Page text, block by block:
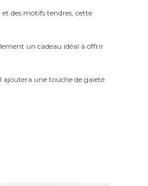
des motifs tendres, cette
un cadeau idéal à offrir
ajoutera une touche de gaieté